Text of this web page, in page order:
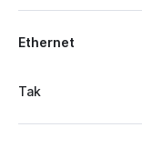
Ethernet
Tak